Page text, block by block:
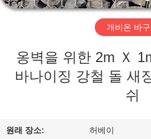
리
관
한
개비온 바구
옹벽을 위한 2m Ｘ
바나이징 강철 돌 새
쉬
원래 장소: 허베이